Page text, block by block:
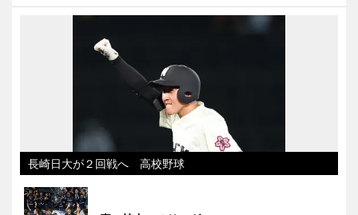
長崎日大が２回戦へ 高校野球